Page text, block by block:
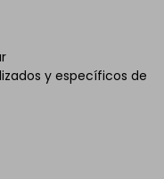
y específicos de